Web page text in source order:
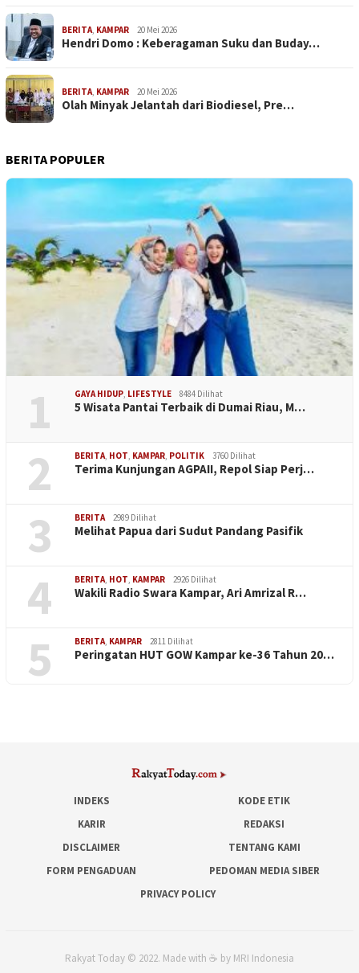
BERITA, KAMPAR 20 Mei 2026
Hendri Domo : Keberagaman Suku dan Buday…
BERITA, KAMPAR 20 Mei 2026
Olah Minyak Jelantah dari Biodiesel, Pre…
BERITA POPULER
1 GAYA HIDUP LIFESTYLE 8484 Dilihat
5 Wisata Pantai Terbaik di Dumai Riau, M…
2 BERITA HOT KAMPAR POLITIK 3760 Dilihat
Terima Kunjungan AGPAII, Repol Siap Perj…
3 BERITA 2989 Dilihat
Melihat Papua dari Sudut Pandang Pasifik
4 BERITA HOT KAMPAR 2926 Dilihat
Wakili Radio Swara Kampar, Ari Amrizal R…
5 BERITA KAMPAR 2811 Dilihat
Peringatan HUT GOW Kampar ke-36 Tahun 20…
INDEKS
KODE ETIK
KARIR
REDAKSI
DISCLAIMER
TENTANG KAMI
FORM PENGADUAN
PEDOMAN MEDIA SIBER
PRIVACY POLICY
Rakyat Today © 2022. Made with ☕ by MRI Indonesia